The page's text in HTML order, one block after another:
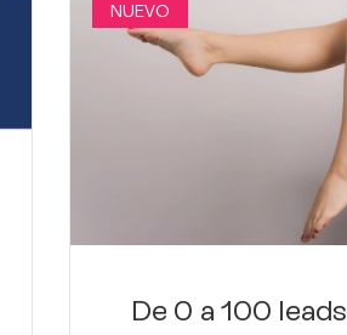
NUEVO
De 0 a 100 leads